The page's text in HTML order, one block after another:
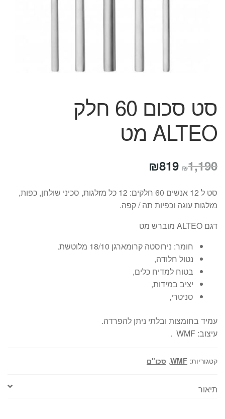
תשלום
סט סכום 60 חלק
ALTEO מט
₪1,190 המחיר
היה:
₪1,190.
₪819
הוא:
סט ל 12 אנשים 60 חלקים: 12 כל מזלגות, סכיני שולחן, כפות,
מזלגות עוגה וכפיות תה / קפה.
דגם ALTEO מוברש מט
חומר: נירוסטה קרומארגן 18/10 מלוטשת.
נטול חלודה,
בטוח למדיח כלים,
יציב במידות,
סניטרי,
עמיד בחומצות ובלתי ניתן להפרדה.
עיצוב: WMF .
קטגוריות: WMF
, סכו"ם
תיאור